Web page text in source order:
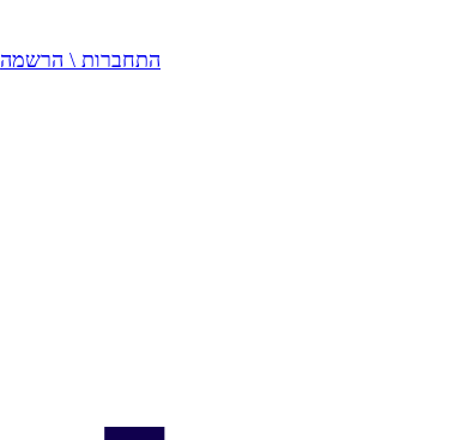
התחברות \ הרשמה